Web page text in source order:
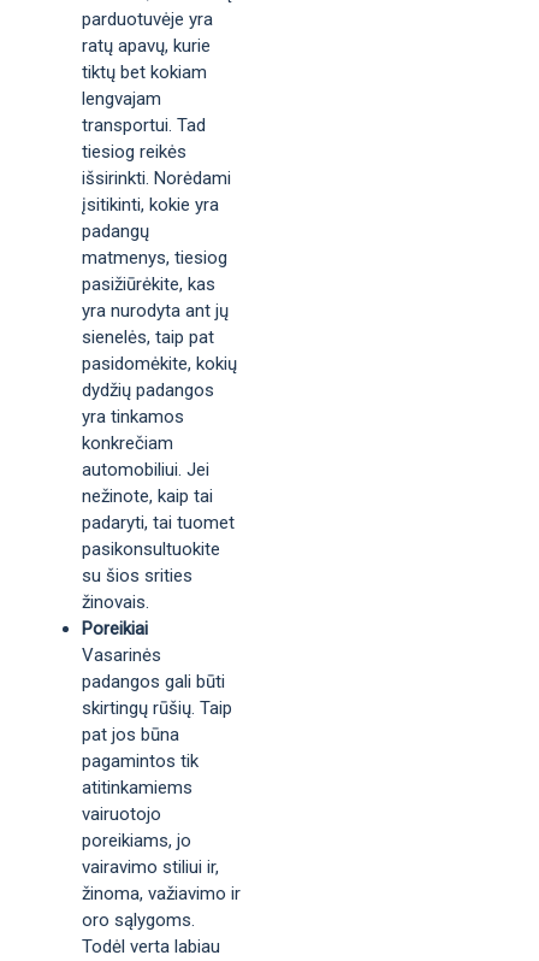
parduotuvėje yra
ratų apavų, kurie
tiktų bet kokiam
lengvajam
transportui. Tad
tiesiog reikės
išsirinkti. Norėdami
įsitikinti, kokie yra
padangų
matmenys, tiesiog
pasižiūrėkite, kas
yra nurodyta ant jų
sienelės, taip pat
pasidomėkite, kokių
dydžių padangos
yra tinkamos
konkrečiam
automobiliui. Jei
nežinote, kaip tai
padaryti, tai tuomet
pasikonsultuokite
su šios srities
žinovais.
Poreikiai
Vasarinės
padangos gali būti
skirtingų rūšių. Taip
pat jos būna
pagamintos tik
atitinkamiems
vairuotojo
poreikiams, jo
vairavimo stiliui ir,
žinoma, važiavimo ir
oro sąlygoms.
Todėl verta labiau